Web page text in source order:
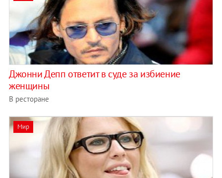
Джонни Депп ответит в суде за избиение
женщины
В ресторане
Мир